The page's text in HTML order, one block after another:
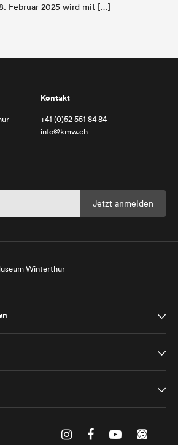
Februar 2025 wird mit […]
Kontakt
+41 (0)52 551 84 84
info@kmw.ch
Winterthur